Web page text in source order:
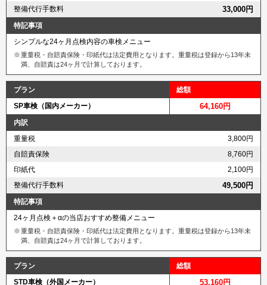
整備代行手数料
33,000円
特記事項
シンプルな24ヶ月点検内容の車検メニュー
重量税・自賠責保険・印紙代は法定費用となります。重量税は登録から13年未
満、自賠責は24ヶ月で計算しております。
プラン
総額
SP車検（国内メーカー）
64,160円
内訳
重量税
3,800円
自賠責保険
8,760円
印紙代
2,100円
整備代行手数料
49,500円
特記事項
24ヶ月点検＋αの当店おすすめ整備メニュー
重量税・自賠責保険・印紙代は法定費用となります。重量税は登録から13年未
満、自賠責は24ヶ月で計算しております。
プラン
総額
STD車検（外国メーカー）
53,160円